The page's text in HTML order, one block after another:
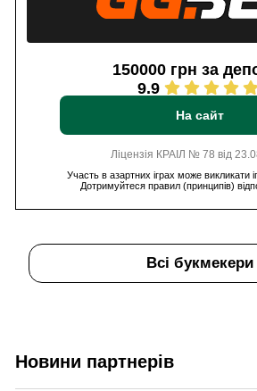
150000 грн за
9.9
На сайт
Ліцензія КРАІЛ № 78 від
Участь в азартних іграх може викликати
Дотримуйтеся правил (принципів)
Всі букмекери